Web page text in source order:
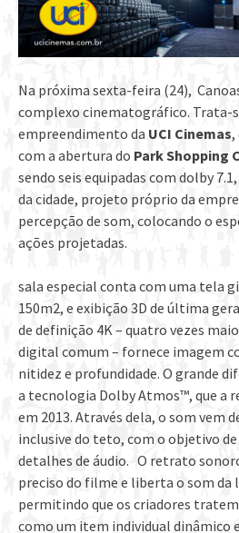
Na próxima sexta-feira (24),
complexo cinematográfico. Trata-
empreendimento da UCI Cinemas,
com a abertura do Park Shopping
sendo seis equipadas com dolby
da cidade, projeto próprio da
percepção de som, colocando o
ações projetadas.
sala especial conta com uma tela
150m2, e exibição 3D de última
de definição 4K – quatro vezes
digital comum – fornece imagem
nitidez e profundidade. O grande
a tecnologia Dolby Atmos™, que a
em 2013. Através dela, o som vem
inclusive do teto, com o objetivo
detalhes de áudio. O retrato
preciso do filme e liberta o som da
permitindo que os criadores
como um item individual dinâmico